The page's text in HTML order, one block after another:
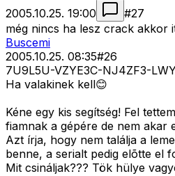
2005.10.25. 19:00
#27
még nincs ha lesz crack akkor
Buscemi
2005.10.25. 08:35#26
7U9L5U-VZYE3C-NJ4ZF3-
Ha valakinek kell😊
Kéne egy kis segítség! Fel
fiamnak a gépére de nem akar
Azt írja, hogy nem találja a
benne, a serialt pedig elõtte el
Mit csináljak??? Tök hülye